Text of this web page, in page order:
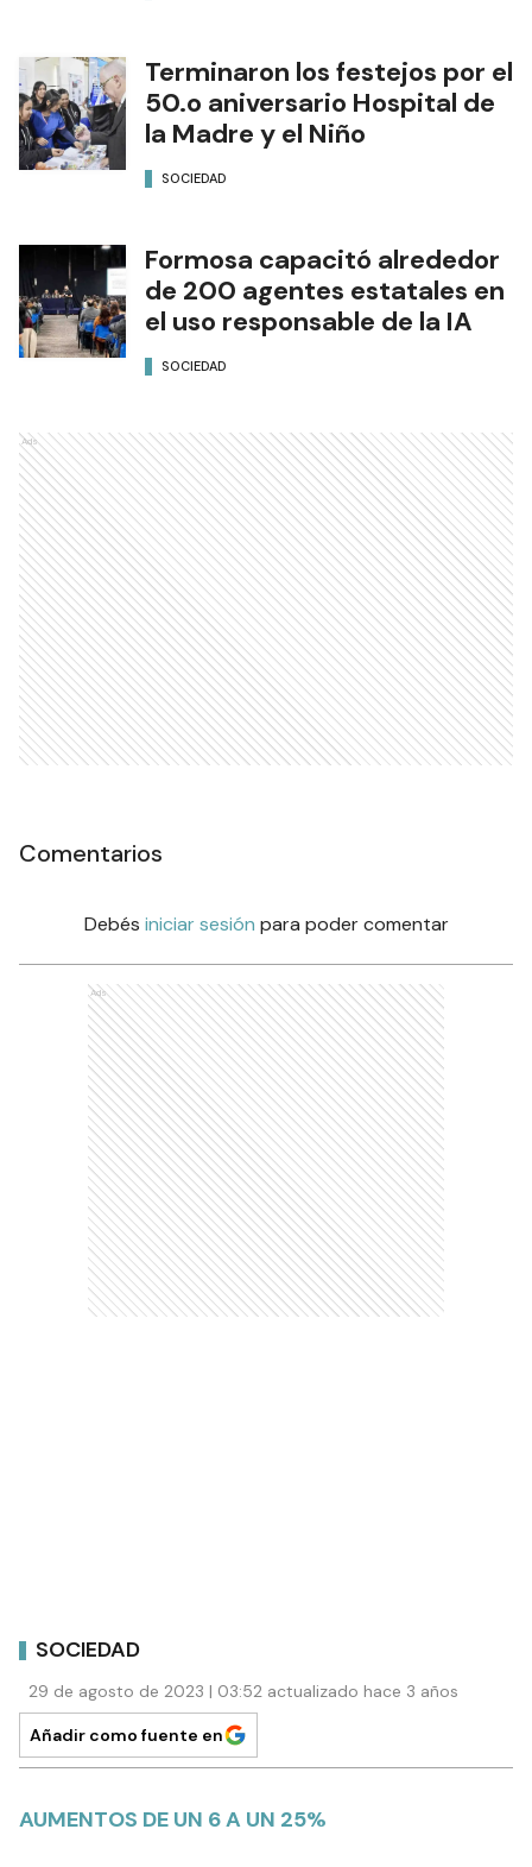
Terminaron los festejos por el
50.o aniversario Hospital de
la Madre y el Niño
SOCIEDAD
Formosa capacitó alrededor
de 200 agentes estatales en
el uso responsable de la IA
SOCIEDAD
Ads
Comentarios
Debés iniciar sesión para poder comentar
Ads
SOCIEDAD
29 de agosto de 2023 | 03:52 actualizado hace 3 años
Añadir como fuente en
AUMENTOS DE UN 6 A UN 25%